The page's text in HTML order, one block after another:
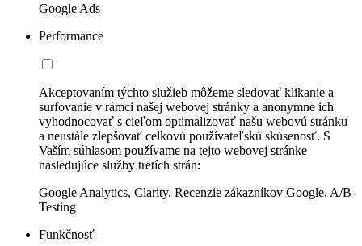
Google Ads
Performance
Akceptovaním týchto služieb môžeme sledovať klikanie a
surfovanie v rámci našej webovej stránky a anonymne ich
vyhodnocovať s cieľom optimalizovať našu webovú stránku
a neustále zlepšovať celkovú používateľskú skúsenosť. S
Vaším súhlasom používame na tejto webovej stránke
nasledujúce služby tretích strán:
Google Analytics, Clarity, Recenzie zákazníkov Google, A/B-
Testing
Funkčnosť